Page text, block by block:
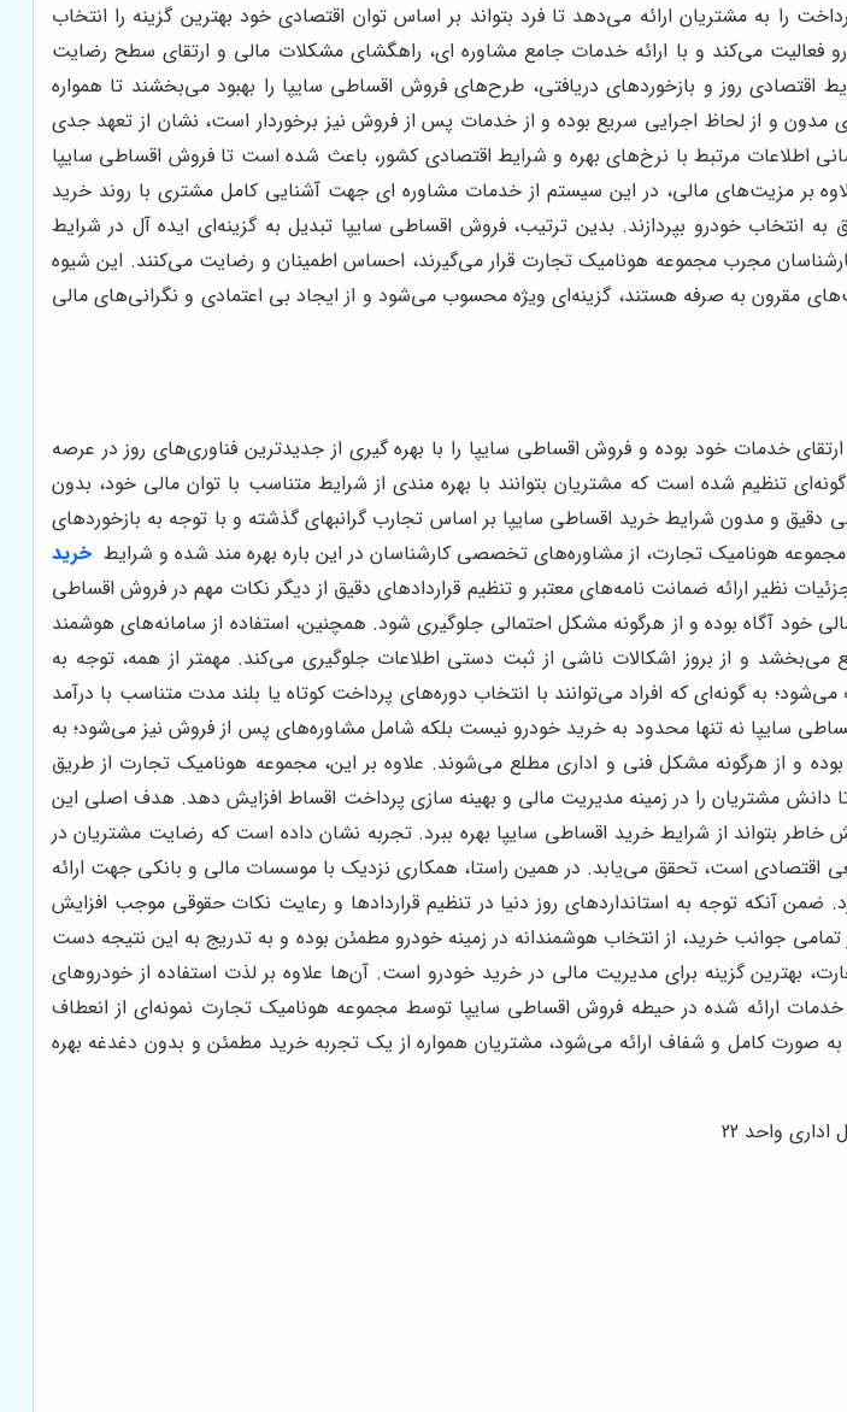
را به مشتریان ارائه می‌دهد تا فرد بتواند بر اساس توان اقتصادی خود بهترین گزینه را انتخاب
فعالیت می‌کند و با ارائه خدمات جامع مشاوره ای، راهگشای مشکلات مالی و ارتقای سطح رضایت
روز و بازخوردهای دریافتی، طرح‌های فروش اقساطی سایپا را بهبود می‌بخشند تا همواره
مدون و از لحاظ اجرایی سریع بوده و از خدمات پس از فروش نیز برخوردار است، نشان از تعهد جدی
اطلاعات مرتبط با نرخ‌های بهره و شرایط اقتصادی کشور، باعث شده است تا فروش اقساطی سایپا
بر مزیت‌های مالی، در این سیستم از خدمات مشاوره ای جهت آشنایی کامل مشتری با روند خرید
انتخاب خودرو بپردازند. بدین ترتیب، فروش اقساطی سایپا تبدیل به گزینه‌ای ایده آل در شرایط
مجرب مجموعه هونامیک تجارت قرار می‌گیرند، احساس اطمینان و رضایت می‌کنند. این شیوه
مقرون به صرفه هستند، گزینه‌ای ویژه محسوب می‌شود و از ایجاد بی اعتمادی و نگرانی‌های مالی
خدمات خود بوده و فروش اقساطی سایپا را با بهره گیری از جدیدترین فناوری‌های روز در عرصه
تنظیم شده است که مشتریان بتوانند با بهره مندی از شرایط متناسب با توان مالی خود، بدون
و مدون شرایط خرید اقساطی سایپا بر اساس تجارب گرانبهای گذشته و با توجه به بازخوردهای
هونامیک تجارت، از مشاوره‌های تخصصی کارشناسان در این باره بهره مند شده و شرایط خرید
نظیر ارائه ضمانت نامه‌های معتبر و تنظیم قراردادهای دقیق از دیگر نکات مهم در فروش اقساطی
آگاه بوده و از هرگونه مشکل احتمالی جلوگیری شود. همچنین، استفاده از سامانه‌های هوشمند
و از بروز اشکالات ناشی از ثبت دستی اطلاعات جلوگیری می‌کند. مهمتر از همه، توجه به
به گونه‌ای که افراد می‌توانند با انتخاب دوره‌های پرداخت کوتاه یا بلند مدت متناسب با درآمد
سایپا نه تنها محدود به خرید خودرو نیست بلکه شامل مشاوره‌های پس از فروش نیز می‌شود؛ به
و از هرگونه مشکل فنی و اداری مطلع می‌شوند. علاوه بر این، مجموعه هونامیک تجارت از طریق
دانش مشتریان را در زمینه مدیریت مالی و بهینه سازی پرداخت اقساط افزایش دهد. هدف اصلی این
بتواند از شرایط خرید اقساطی سایپا بهره ببرد. تجربه نشان داده است که رضایت مشتریان در
اقتصادی است، تحقق می‌یابد. در همین راستا، همکاری نزدیک با موسسات مالی و بانکی جهت ارائه
آنکه توجه به استانداردهای روز دنیا در تنظیم قراردادها و رعایت نکات حقوقی موجب افزایش
جوانب خرید، از انتخاب هوشمندانه در زمینه خودرو مطمئن بوده و به تدریج به این نتیجه دست
بهترین گزینه برای مدیریت مالی در خرید خودرو است. آن‌ها علاوه بر لذت استفاده از خودروهای
خدمات ارائه شده در حیطه فروش اقساطی سایپا توسط مجموعه هونامیک تجارت نمونه‌ای از انعطاف
صورت کامل و شفاف ارائه می‌شود، مشتریان همواره از یک تجربه خرید مطمئن و بدون دغدغه بهره
واحد 22